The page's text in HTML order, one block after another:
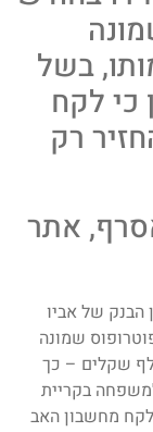
בשל
כי לקח
רק
אתר
של אביו
שמונה
לשלם לאחותו, כיורשת האב, 34 אלף שקלים – כך
בקריית
מחשבון האב